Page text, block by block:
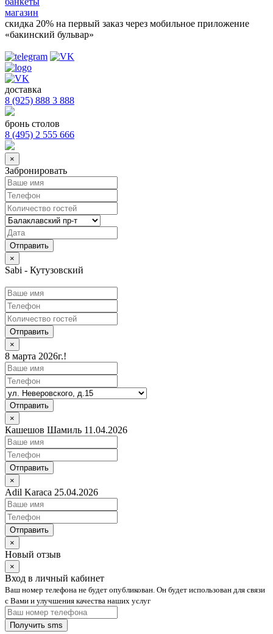
магазин
скидка 20% на первый заказ через мобильное приложение
«бакинский бульвар»
доставка
8 (925) 888 3 888
бронь столов
8 (495) 2 555 666
×
Забронировать
×
Sabi - Кутузовский
Отправить
×
8 марта 2026г.!
Отправить
×
Кашешов Шамиль 11.04.2026
Отправить
×
Adil Karaca 25.04.2026
Отправить
×
Новый отзыв
×
Вход в личный кабинет
Ваш номер телефона не будет опубликован. Он будет использован для связи
с Вами и улучшения качества наших услуг